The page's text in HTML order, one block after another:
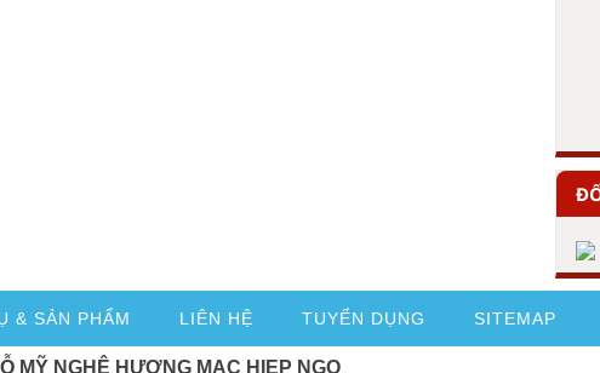
& SẢN PHẨM LIÊN HỆ TUYỂN DỤNG SITEMAP
MỸ NGHỆ HƯƠNG MẠC HIEP NGO